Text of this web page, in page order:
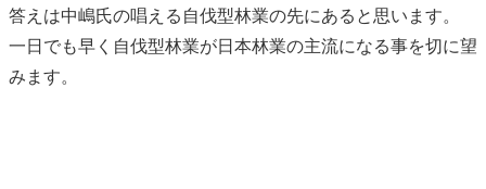
答えは中嶋氏の唱える自伐型林業の先にあると思います。
一日でも早く自伐型林業が日本林業の主流になる事を切に望
みます。